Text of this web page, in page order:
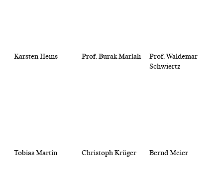
Karsten Heins Prof. Burak Marlali
Prof. Waldemar
Schwiertz
Tobias Martin Christoph Krüger Bernd Meier